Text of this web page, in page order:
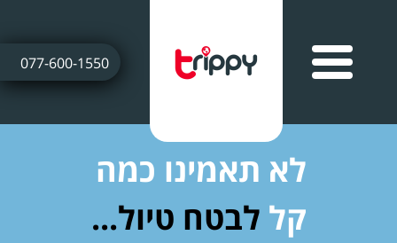
077-600-1550
לא תאמינו כמה
קל לבטח טיול...